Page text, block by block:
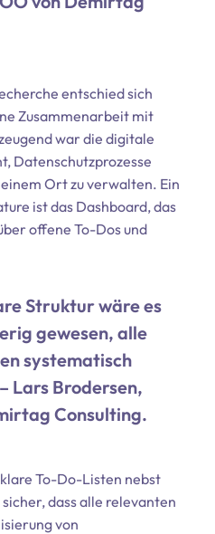
entschied sich
Zusammenarbeit mit
war die digitale
Datenschutzprozesse
Ort zu verwalten. Ein
ist das Dashboard, das
offene To-Dos und
Struktur wäre es
gewesen, alle
systematisch
Lars Brodersen,
Consulting.
To-Do-Listen nebst
dass alle relevanten
von